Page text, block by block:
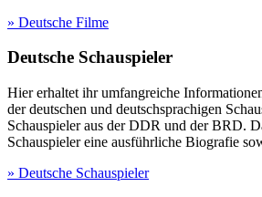
» Deutsche Filme
Deutsche Schauspieler
Hier erhaltet ihr umfangreiche
der deutschen und deutschsprachigen
Schauspieler aus der DDR und der BRD.
Schauspieler eine ausführliche Biografie
» Deutsche Schauspieler